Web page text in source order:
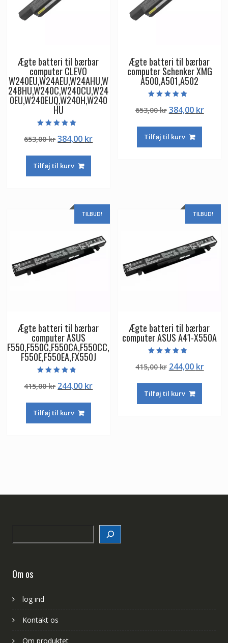
Ægte batteri til bærbar
computer CLEVO
W240EU,W24AEU,W24AHU,W
24BHU,W240C,W240CU,W24
0EU,W240EUQ,W240H,W240
HU
5.00
ud af 5
653,00krDen
pris
var:
384,00 krDen
Tilføj til kurv
Ægte batteri til bærbar
computer Schenker XMG
A500,A501,A502
4.50
ud af 5
653,00kr Den
pris
var:
384,00 krDen
Tilføj til kurv
TILBUD!
Ægte batteri til bærbar
computer ASUS
F550,F550C,F550CA,F550CC,
F550E,F550EA,FX550J
4.50
ud af 5
415,00kr Den
pris
var:
244,00 krDen
Tilføj til kurv
TILBUD!
Ægte batteri til bærbar
computer ASUS A41-X550A
5.00
ud af 5
415,00kr Den
pris
var:
244,00 krDen
Tilføj til kurv
Om os
log ind
Kontakt os
Om produktet